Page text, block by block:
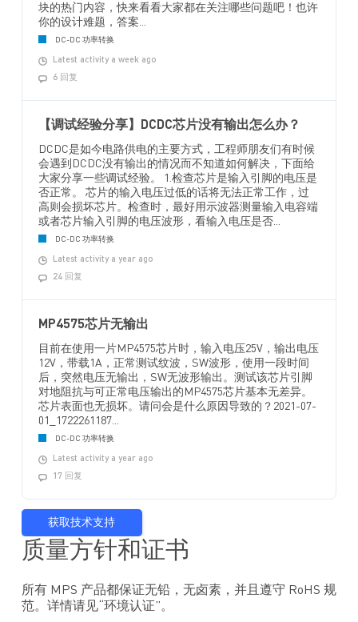
块的热门内容，快来看看大家都在关注哪些问题吧！也许
你的设计难题，答案...
DC-DC 功率转换
Latest activity a week ago
6 回复
【调试经验分享】DCDC芯片没有输出怎么办？
DCDC是如今电路供电的主要方式，工程师朋友们有时候
会遇到DCDC没有输出的情况而不知道如何解决，下面给
大家分享一些调试经验。 1.检查芯片是输入引脚的电压是
否正常。 芯片的输入电压过低的话将无法正常工作，过
高则会损坏芯片。检查时，最好用示波器测量输入电容端
或者芯片输入引脚的电压波形，看输入电压是否...
DC-DC 功率转换
Latest activity a year ago
24 回复
MP4575芯片无输出
目前在使用一片MP4575芯片时，输入电压25V，输出电压
12V，带载1A，正常测试纹波，SW波形，使用一段时间
后，突然电压无输出，SW无波形输出。测试该芯片引脚
对地阻抗与可正常电压输出的MP4575芯片基本无差异。
芯片表面也无损坏。请问会是什么原因导致的？2021-07-
01_1722261187...
DC-DC 功率转换
Latest activity a year ago
17 回复
获取技术支持
质量方针和证书
所有 MPS 产品都保证无铅，无卤素，并且遵守 RoHS 规
范。详情请见“环境认证”。